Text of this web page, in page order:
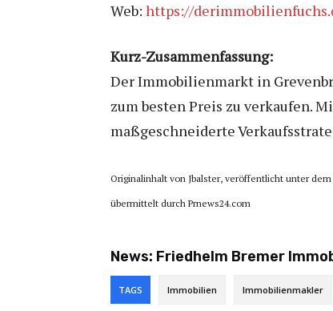
Web: https://
Kurz-Zusammenfassung:
Der Immobilienmarkt in
zum besten Preis zu verkaufen.
maßgeschneiderte
Originalinhalt von Jbalster, veröffentlicht unter
übermittelt durch Prnews24.com
News: Friedhelm Bremer
TAGS Immobilien Immobilienmakler